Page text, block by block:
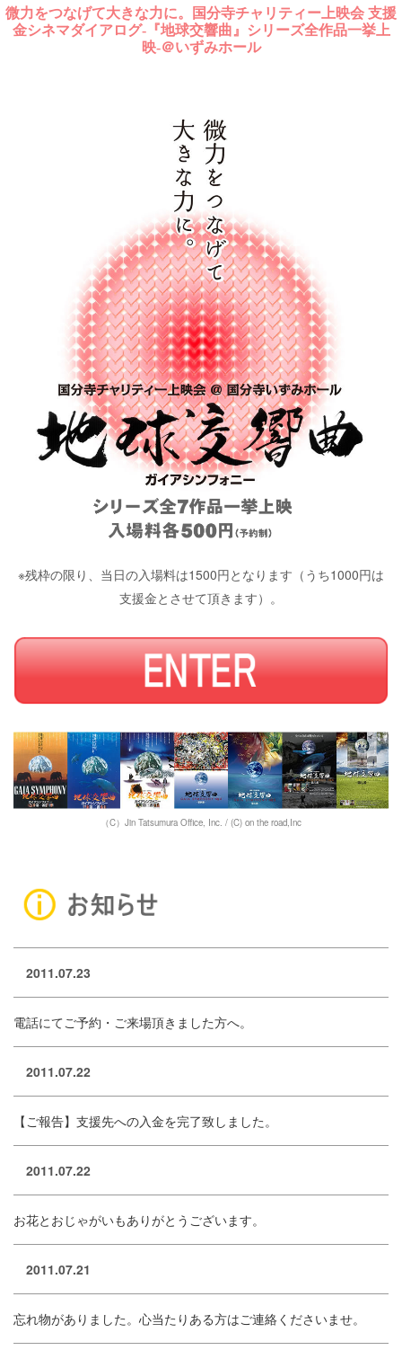
微力をつなげて大きな力に。国分寺チャリティー上映会 支援
金シネマダイアログ-『地球交響曲』シリーズ全作品一挙上
映-＠いずみホール
※残枠の限り、当日の入場料は1500円となります（うち1000円は
支援金とさせて頂きます）。
（C）Jin Tatsumura Office, Inc. / (C) on the road,Inc
2011.07.23
電話にてご予約・ご来場頂きました方へ。
2011.07.22
【ご報告】支援先への入金を完了致しました。
2011.07.22
お花とおじゃがいもありがとうございます。
2011.07.21
忘れ物がありました。心当たりある方はご連絡くださいませ。